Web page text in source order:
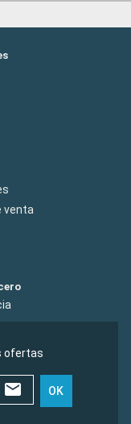
venta
ofertas
OK